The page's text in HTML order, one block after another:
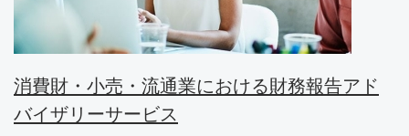
消費財・小売・流通業における財務報告アド
バイザリーサービス